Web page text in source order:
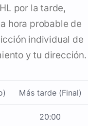
por la tarde,
hora probable de
individual de
y tu dirección.
Más tarde (Final)
20:00